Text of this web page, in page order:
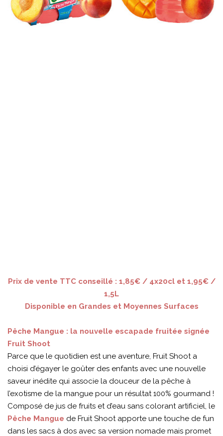
Prix de vente TTC conseillé : 1,85€ / 4x20cl et 1,95€ /
1,5L
Disponible en Grandes et Moyennes Surfaces
Pêche Mangue : la nouvelle escapade fruitée signée
Fruit Shoot
Parce que le quotidien est une aventure, Fruit Shoot a
choisi d’égayer le goûter des enfants avec une nouvelle
saveur inédite qui associe la douceur de la pêche à
l’exotisme de la mangue pour un résultat 100% gourmand !
Composé de jus de fruits et d’eau sans colorant artificiel, le
Pêche Mangue de Fruit Shoot apporte une touche de fun
dans les sacs à dos avec sa version nomade mais promet